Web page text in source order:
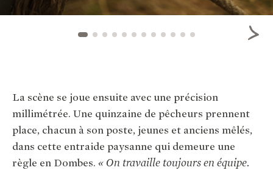
La scène se joue ensuite avec une précision
millimétrée. Une quinzaine de pêcheurs prennent
place, chacun à son poste, jeunes et anciens mêlés,
dans cette entraide paysanne qui demeure une
règle en Dombes. « On travaille toujours en équipe.